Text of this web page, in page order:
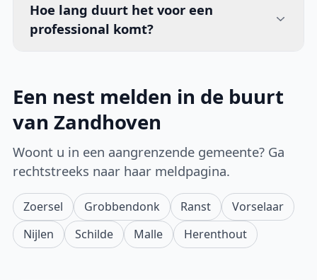
Hoe lang duurt het voor een
professional komt?
Een nest melden in de buurt
van Zandhoven
Woont u in een aangrenzende gemeente? Ga
rechtstreeks naar haar meldpagina.
Zoersel Grobbendonk Ranst
Vorselaar
Nijlen
Schilde Malle Herenthout